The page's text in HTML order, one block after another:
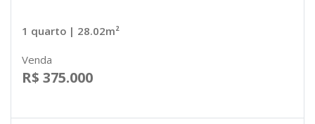
1 quarto | 28.02m²
Venda
R$ 375.000